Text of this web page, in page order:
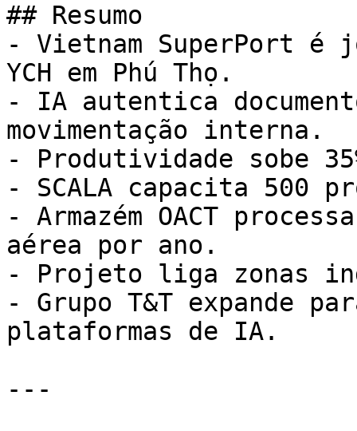
## Resumo
- Vietnam SuperPort é
YCH em Phú Thọ.
- IA autentica
movimentação interna.
- Produtividade sobe
- SCALA capacita
- Armazém OACT
aérea por ano.
- Projeto liga zonas
- Grupo T&T expande
plataformas de IA.
---